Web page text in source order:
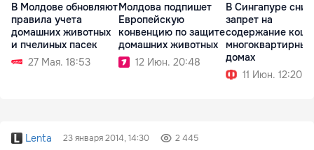
В Молдове обновляют
правила учета
домашних животных
и пчелиных пасек
27 Мая. 18:53
Молдова подпишет
Европейскую
конвенцию по защите
домашних животных
12 Июн. 20:48
В Сингапуре
запрет на
содержание
многоквартирных
домах
11 Июн. 12:20
Lenta 23 января 2014, 14:30 2 445